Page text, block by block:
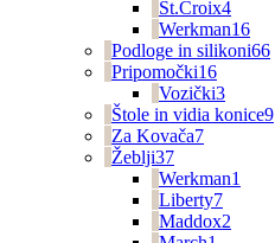
St.Croix4
Werkman16
Podloge in silikoni66
Pripomočki16
Vozički3
Štole in vidia konice9
Za Kovača7
Žeblji37
Werkman1
Liberty7
Maddox2